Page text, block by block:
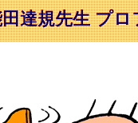
達規先生 プロ